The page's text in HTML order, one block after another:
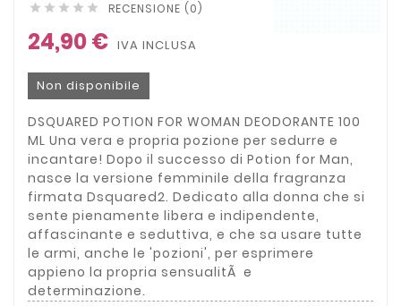
     RECENSIONE (0)
24,90 € IVA INCLUSA
Non disponibile
DSQUARED POTION FOR WOMAN DEODORANTE 100
ML Una vera e propria pozione per sedurre e
incantare! Dopo il successo di Potion for Man,
nasce la versione femminile della fragranza
firmata Dsquared2. Dedicato alla donna che si
sente pienamente libera e indipendente,
affascinante e seduttiva, e che sa usare tutte
le armi, anche le 'pozioni', per esprimere
appieno la propria sensualitÃ e
determinazione.